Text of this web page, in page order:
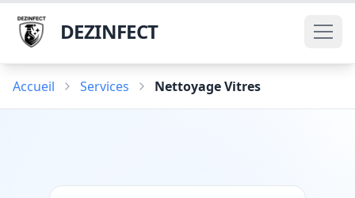
DEZINFECT
Accueil Services Nettoyage Vitres